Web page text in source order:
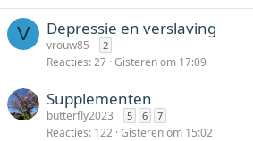
V Depressie en verslaving
vrouw85 2
Reacties 27 Gisteren om 17:09
Supplementen
butterfly2023 5 6 7
Reacties 122 Gisteren om 15:02